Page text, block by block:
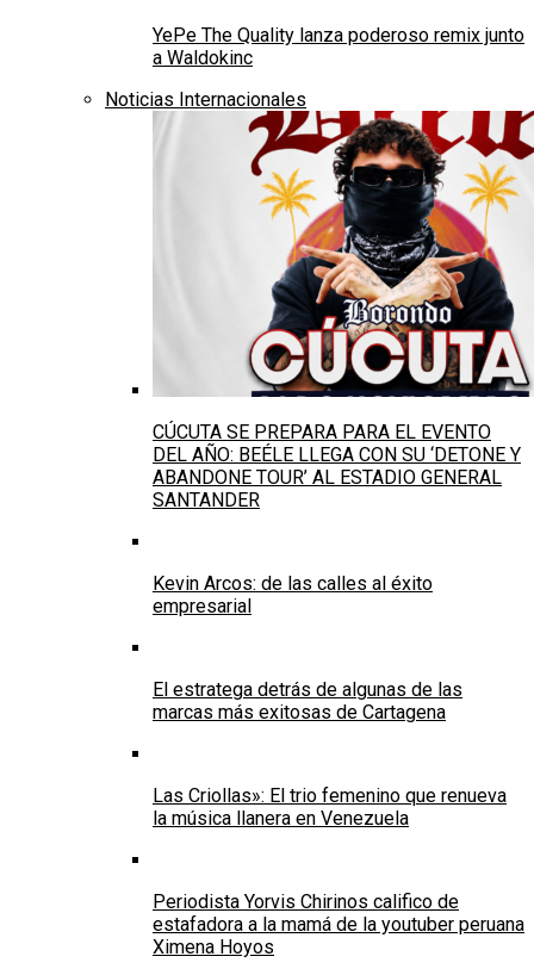
YePe The Quality lanza poderoso remix junto
a Waldokinc
Noticias Internacionales
CÚCUTA SE PREPARA PARA EL EVENTO
DEL AÑO: BEÉLE LLEGA CON SU ‘DETONE Y
ABANDONE TOUR’ AL ESTADIO GENERAL
SANTANDER
Kevin Arcos: de las calles al éxito
empresarial
El estratega detrás de algunas de las
marcas más exitosas de Cartagena
Las Criollas»: El trio femenino que renueva
la música llanera en Venezuela
Periodista Yorvis Chirinos califico de
estafadora a la mamá de la youtuber peruana
Ximena Hoyos